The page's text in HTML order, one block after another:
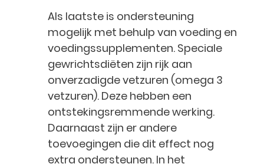
Als laatste is ondersteuning
mogelijk met behulp van voeding en
voedingssupplementen. Speciale
gewrichtsdiëten zijn rijk aan
onverzadigde vetzuren (omega 3
vetzuren). Deze hebben een
ontstekingsremmende werking.
Daarnaast zijn er andere
toevoegingen die dit effect nog
extra ondersteunen. In het